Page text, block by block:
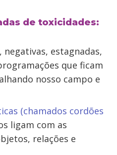
de toxicidades:
negativas, estagnadas,
que ficam
nosso campo e
(chamados cordões
ligam com as
relações e